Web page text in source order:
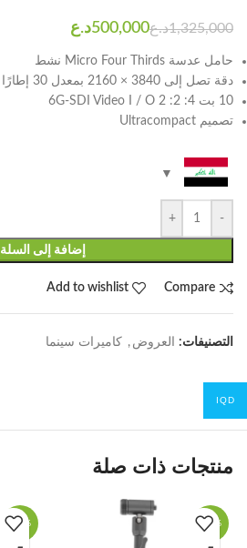
د.ع د.ع
حامل عدسة Micro Four Thirds نشط
دقة تصل إلى 3840 × 2160 بمعدل 30 إطارًا في الثانية
10 بت 4: 2: 2 6G-SDI Video I / O
تصميم Ultracompact
-
+
إضافة إلى السلة
Compare
Add to wishlist
التصنيفات: العروض , كاميرات سينما
منتجات ذات صلة
-30%
-60%
IQD